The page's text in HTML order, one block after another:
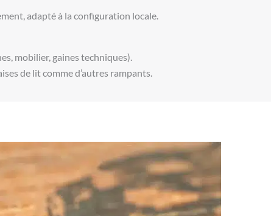
adapté à la configuration locale.
mobilier, gaines techniques).
de lit comme d’autres rampants.